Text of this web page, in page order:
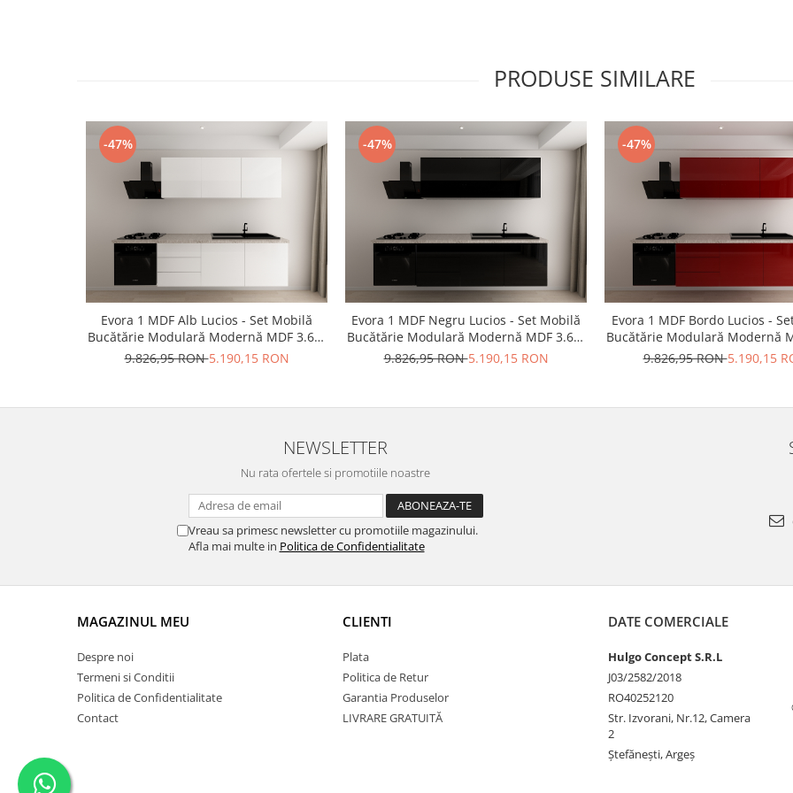
PRODUSE SIMILARE
-47%
Evora 1 MDF Alb Lucios - Set Mobilă
Bucătărie Modulară Modernă MDF 3.6m
Premium Configurabilă Deschidere Prin
Personalizabil - Hulgo Mobili
9.826,95 RON5.190,15 RON
-47%
Evora 1 MDF Negru Lucios - Set Mobilă
Bucătărie Modulară Modernă MDF 3.6m
Premium Configurabilă Deschidere Prin
Personalizabil - Hulgo Mobili
9.826,95 RON5.190,15 RON
-47%
Evora 1 MDF Bordo Lucios -
Bucătărie Modulară Modernă
Premium Configurabilă
Personalizabil - Hulgo
9.826,95 RON5.190,15
NEWSLETTER
Nu rata ofertele si promotiile noastre
Vreau sa primesc newsletter cu promotiile magazinului.
Afla mai multe in Politica de Confidentialitate
MAGAZINUL MEU
Despre noi
Termeni si Conditii
Politica de Confidentialitate
Contact
CLIENTI
Plata
Politica de Retur
Garantia Produselor
LIVRARE GRATUITĂ
DATE COMERCIALE
Hulgo Concept S.R.L
J03/2582/2018
RO40252120
Str. Izvorani, Nr.12, Camera
2
Ştefăneşti, Argeş